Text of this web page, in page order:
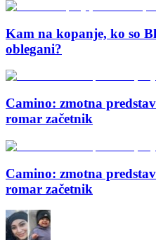
Kam na kopanje, ko so
oblegani?
Camino: zmotna
romar začetnik
Camino: zmotna
romar začetnik